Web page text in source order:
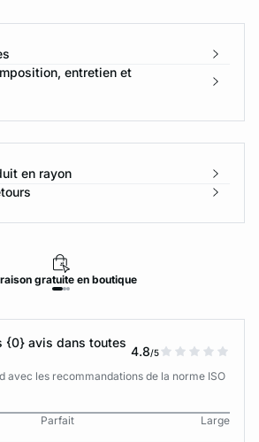
entretien et
en rayon
gratuite en boutique
{0} avis dans toutes
4.8/5
avec les recommandations de la norme ISO
Parfait
Large